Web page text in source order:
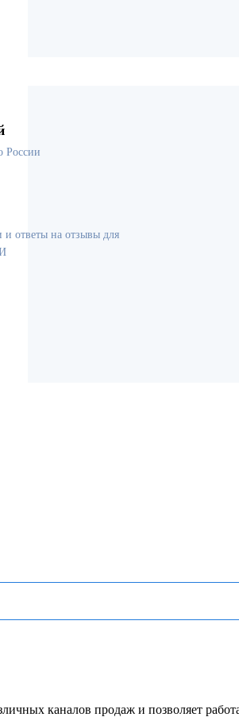
России
и ответы на отзывы для
каналов продаж и позволяет